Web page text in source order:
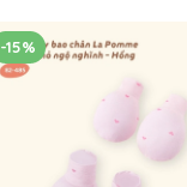
-15%